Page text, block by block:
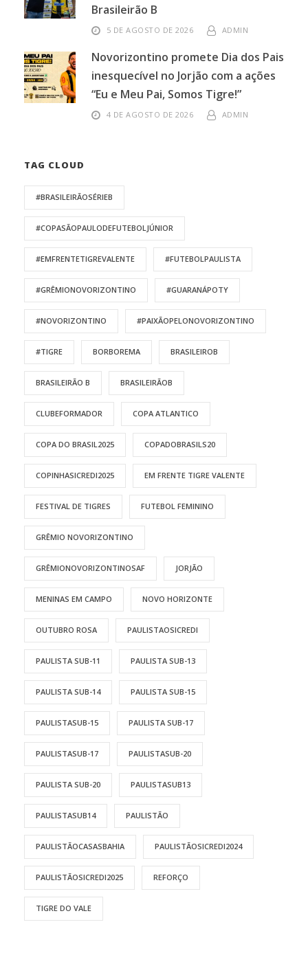
Brasileirão B
5 DE AGOSTO DE 2026 ADMIN
Novorizontino promete Dia dos Pais
inesquecível no Jorjão com a ações
“Eu e Meu Pai, Somos Tigre!”
4 DE AGOSTO DE 2026 ADMIN
TAG CLOUD
#BRASILEIRÃOSÉRIEB
#COPASÃOPAULODEFUTEBOLJÚNIOR
#EMFRENTETIGREVALENTE #FUTEBOLPAULISTA
#GRÊMIONOVORIZONTINO #GUARANÁPOTY
#NOVORIZONTINO #PAIXÃOPELONOVORIZONTINO
#TIGRE BORBOREMA BRASILEIROB
BRASILEIRÃO B BRASILEIRÃOB
CLUBEFORMADOR COPA ATLANTICO
COPA DO BRASIL2025 COPADOBRASILS20
COPINHASICREDI2025 EM FRENTE TIGRE VALENTE
FESTIVAL DE TIGRES FUTEBOL FEMININO
GRÊMIO NOVORIZONTINO
GRÊMIONOVORIZONTINOSAF JORJÃO
MENINAS EM CAMPO NOVO HORIZONTE
OUTUBRO ROSA PAULISTAOSICREDI
PAULISTA SUB-11 PAULISTA SUB-13
PAULISTA SUB-14 PAULISTA SUB-15
PAULISTASUB-15 PAULISTA SUB-17
PAULISTASUB-17 PAULISTASUB-20
PAULISTA SUB-20 PAULISTASUB13
PAULISTASUB14 PAULISTÃO
PAULISTÃOCASASBAHIA PAULISTÃOSICREDI2024
PAULISTÃOSICREDI2025 REFORÇO
TIGRE DO VALE